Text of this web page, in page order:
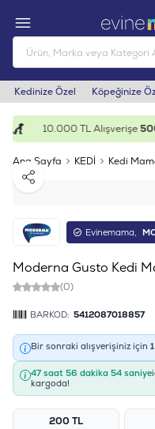
Kedinize Özel Köpeğinize
10.000 TL Alışverişe
Ana Sayfa KEDİ Kedi
Paylaş
Evinemama,
Moderna Gusto Kedi
(0)
BARKOD: 5412087018857
Bir sonraki alışverişiniz için 1
47 saat 56 dakika 54 saniye
kargoda!
200 TL